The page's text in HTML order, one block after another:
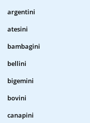
argentini
atesini
bambagini
bellini
bigemini
bovini
canapini